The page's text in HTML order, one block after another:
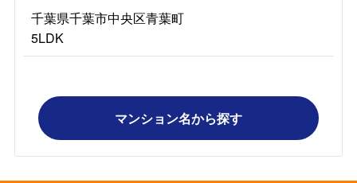
千葉県千葉市中央区青葉町
5LDK
マンション名から探す